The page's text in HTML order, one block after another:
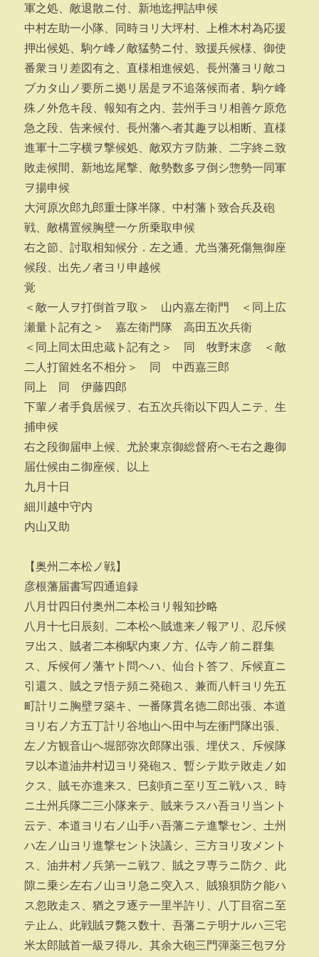
軍之処、敵退散ニ付、新地迄押詰申候
中村左助一小隊、同時ヨリ大坪村、上椎木村為応援
押出候処、駒ケ峰ノ敵猛勢ニ付、致援兵候様、御使
番衆ヨリ差図有之、直様相進候処、長州藩ヨリ敵コ
ブカタ山ノ要所ニ拠リ居是ヲ不追落候而者、駒ケ峰
殊ノ外危キ段、報知有之内、芸州手ヨリ相善ケ原危
急之段、告来候付、長州藩ヘ者其趣ヲ以相断、直様
進軍十二字横ヲ撃候処、敵双方ヲ防兼、二字終ニ致
敗走候間、新地迄尾撃、敵勢数多ヲ倒シ惣勢一同軍
ヲ揚申候
大河原次郎九郎重士隊半隊、中村藩ト致合兵及砲
戦、敵構置候胸壁一ケ所乗取申候
右之節、討取相知候分．左之通、尤当藩死傷無御座
候段、出先ノ者ヨリ申越候
覚
＜敵一人ヲ打倒首ヲ取＞ 山内嘉左衛門 ＜同上広
瀬量ト記有之＞ 嘉左衛門隊 高田五次兵衛
＜同上同太田忠蔵ト記有之＞ 同 牧野末彦 ＜敵
二人打留姓名不相分＞ 同 中西嘉三郎
同上 同 伊藤四郎
下輩ノ者手負居候ヲ、右五次兵衛以下四人ニテ、生
捕申候
右之段御届申上候、尤於東京御総督府ヘモ右之趣御
届仕候由ニ御座候、以上
九月十日
細川越中守内
内山又助
【奥州二本松ノ戦】
彦根藩届書写四通追録
八月廿四日付奥州二本松ヨリ報知抄略
八月十七日辰刻、二本松ヘ賊進来ノ報アリ、忍斥候
ヲ出ス、賊者二本柳駅内東ノ方、仏寺ノ前ニ群集
ス、斥候何ノ藩ヤト問ヘハ、仙台ト答フ、斥候直ニ
引還ス、賊之ヲ悟テ頻ニ発砲ス、兼而八軒ヨリ先五
町計リニ胸壁ヲ築キ、一番隊貫名徳二郎出張、本道
ヨリ右ノ方五丁計リ谷地山ヘ田中与左衝門隊出張、
左ノ方観音山ヘ堀部弥次郎隊出張、埋伏ス、斥候隊
ヲ以本道油井村辺ヨリ発砲ス、暫シテ欺テ敗走ノ如
クス、賊モ亦進来ス、巳刻頃ニ至リ互ニ戦ハス、時
ニ土州兵隊二三小隊来テ、賊来ラスハ吾ヨリ当ント
云テ、本道ヨリ右ノ山手ハ吾藩ニテ進撃セン、土州
ハ左ノ山ヨリ進撃セント決議シ、三方ヨリ攻メント
ス、油井村ノ兵第一ニ戦フ、賊之ヲ専ラニ防ク、此
隙ニ乗シ左右ノ山ヨリ急ニ突入ス、賊狼狽防ク能ハ
ス忽敗走ス、猶之ヲ逐テ一里半許リ、八丁目宿ニ至
テ止ム、此戦賊ヲ斃ス数十、吾藩ニテ明ナルハ三宅
米太郎賊首一級ヲ得ル、其余大砲三門弾薬三包ヲ分